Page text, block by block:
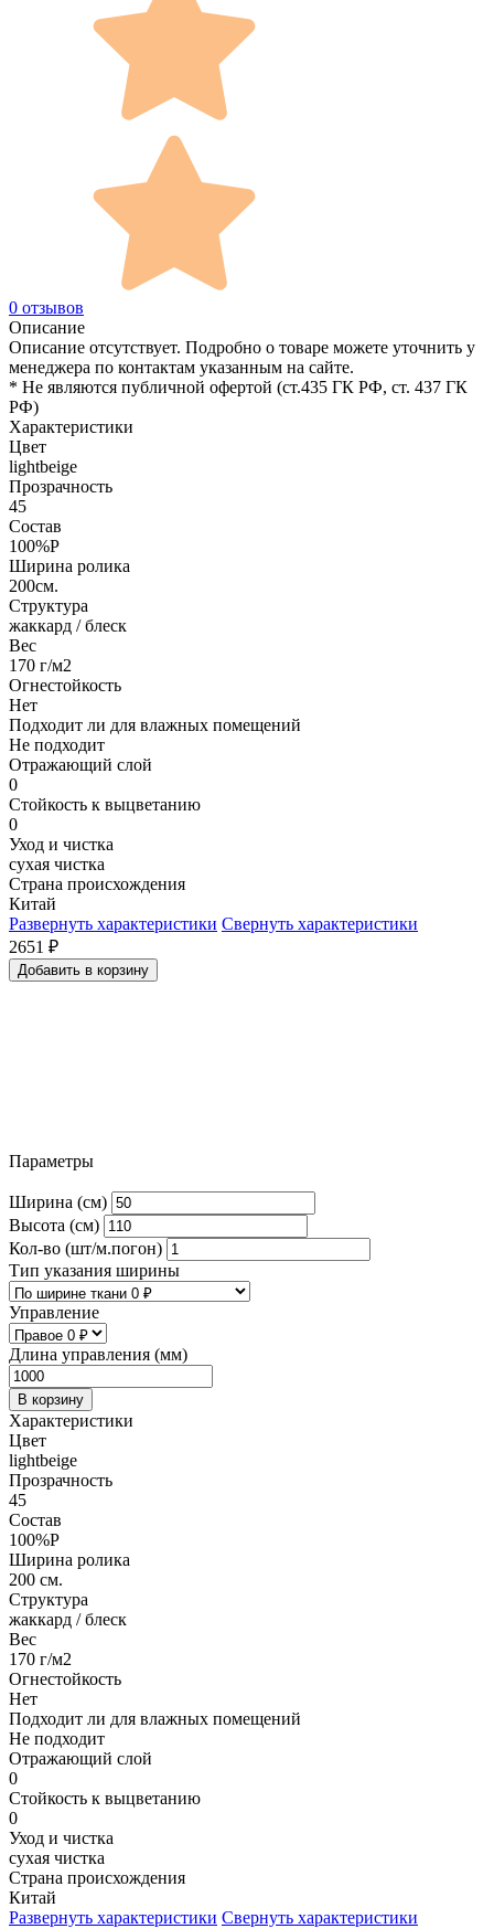
0 отзывов
Описание
Описание отсутствует. Подробно о товаре можете уточнить у
менеджера по контактам указанным на сайте.
* Не являются публичной офертой (ст.435 ГК РФ, cт. 437 ГК
РФ)
Характеристики
Цвет
lightbeige
Прозрачность
45
Состав
100%P
Ширина ролика
200см.
Структура
жаккард / блеск
Вес
170 г/м2
Огнестойкость
Нет
Подходит ли для влажных помещений
Не подходит
Отражающий слой
0
Стойкость к выцветанию
0
Уход и чистка
сухая чистка
Страна происхождения
Китай
Развернуть характеристики Свернуть характеристики
2651 ₽
Добавить в корзину
Параметры
Ширина (см)
Высота (см)
Кол-во (шт/м.погон)
Тип указания ширины
Управление
Длина управления (мм)
В корзину
Характеристики
Цвет
lightbeige
Прозрачность
45
Состав
100%P
Ширина ролика
200 см.
Структура
жаккард / блеск
Вес
170 г/м2
Огнестойкость
Нет
Подходит ли для влажных помещений
Не подходит
Отражающий слой
0
Стойкость к выцветанию
0
Уход и чистка
сухая чистка
Страна происхождения
Китай
Развернуть характеристики Свернуть характеристики